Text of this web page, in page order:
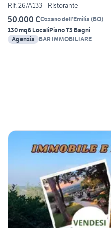
Rif. 26/A133 - Ristorante
50.000 €Ozzano dell'Emilia (BO)
130 mq6 LocaliPiano T3 Bagni
Agenzia
BAR IMMOBILIARE